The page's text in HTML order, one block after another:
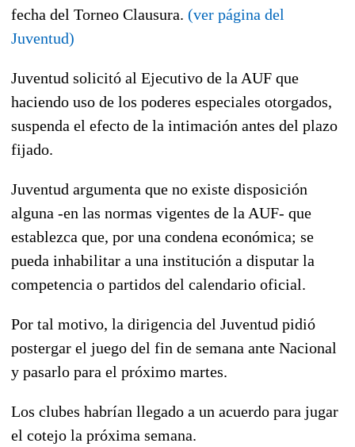
fecha del Torneo Clausura. (ver página del
Juventud)
Juventud solicitó al Ejecutivo de la AUF que
haciendo uso de los poderes especiales otorgados,
suspenda el efecto de la intimación antes del plazo
fijado.
Juventud argumenta que no existe disposición
alguna -en las normas vigentes de la AUF- que
establezca que, por una condena económica; se
pueda inhabilitar a una institución a disputar la
competencia o partidos del calendario oficial.
Por tal motivo, la dirigencia del Juventud pidió
postergar el juego del fin de semana ante Nacional
y pasarlo para el próximo martes.
Los clubes habrían llegado a un acuerdo para jugar
el cotejo la próxima semana.